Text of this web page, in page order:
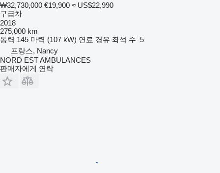
₩32,730,000 €19,900 ≈ US$22,990
구급차
2018
275,000 km
동력 145 마력 (107 kW) 연료 경유 좌석 수 5
프랑스, Nancy
NORD EST AMBULANCES
판매자에게 연락